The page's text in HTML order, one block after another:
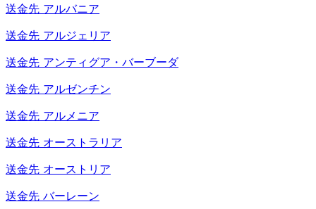
送金先 アルバニア
送金先 アルジェリア
送金先 アンティグア・バーブーダ
送金先 アルゼンチン
送金先 アルメニア
送金先 オーストラリア
送金先 オーストリア
送金先 バーレーン